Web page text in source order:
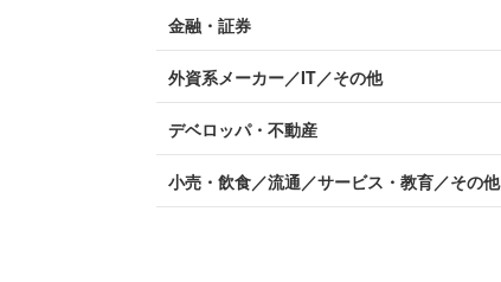
金融・証券
外資系メーカー／IT／その他
デベロッパ・不動産
小売・飲食／流通／サービス・教育／その他